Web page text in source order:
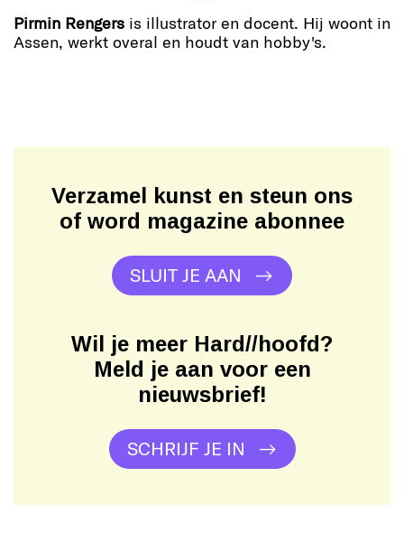
Pirmin Rengers is illustrator en docent. Hij woont in
Assen, werkt overal en houdt van hobby's.
Verzamel kunst en steun ons
of word magazine abonnee
SLUIT JE AAN
Wil je meer Hard//hoofd?
Meld je aan voor een
nieuwsbrief!
SCHRIJF JE IN